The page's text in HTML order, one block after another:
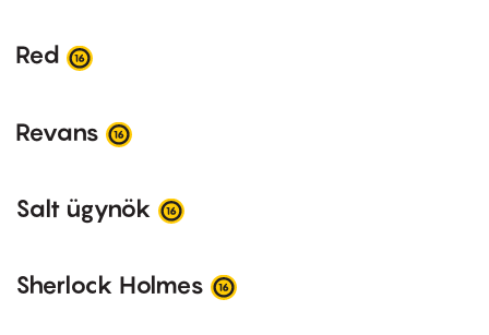
Red
Revans
Salt ügynök
Sherlock Holmes